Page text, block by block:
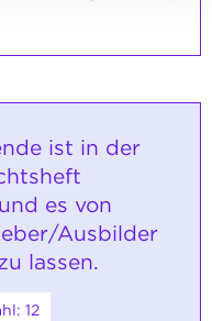
ist in der
es von
Ausbilder
lassen.
12